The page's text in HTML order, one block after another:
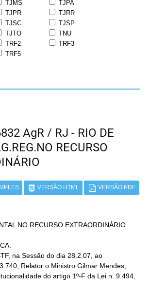
TJMS
TJPA
TJPR
TJRR
TJSC
TJSP
TJTO
TNU
TRF2
TRF3
TRF5
AgR / RJ - RIO DE
RECURSO
VERSÃO HTML VERSÃO PDF
NO RECURSO EXTRAORDINÁRIO.
na Sessão do dia 28.2.07, ao